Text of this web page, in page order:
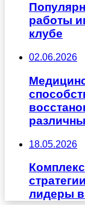
работы
клубе
02.06.2026
18.05.2026
лидеры